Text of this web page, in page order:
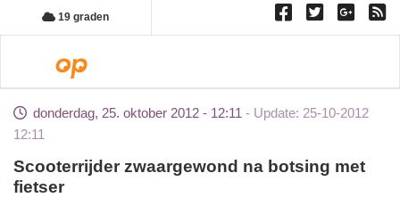
Overslaan
en
gaan
19 graden
donderdag, 25. oktober 2012 - 12:11
Update: 25-10-2012
12:11
Scooterrijder zwaargewond na botsing met
fietser